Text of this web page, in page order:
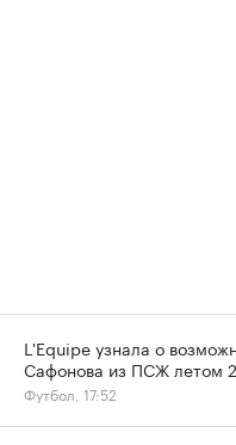
L'Equipe узнала о
Сафонова из ПСЖ летом
Футбол, 17:52